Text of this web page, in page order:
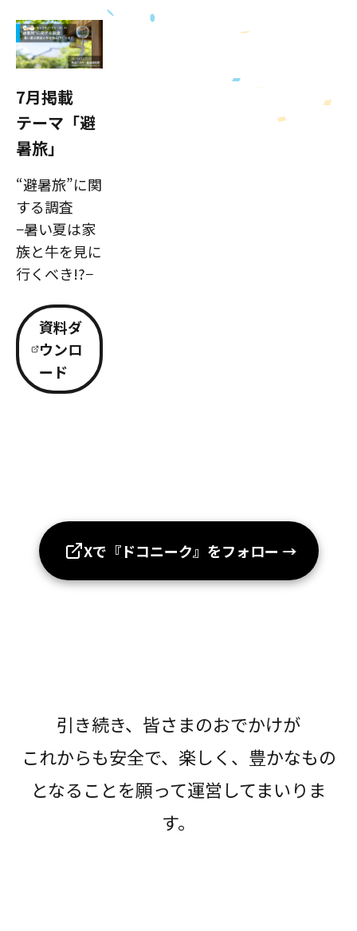
7月掲載
テーマ「避
暑旅」
“避暑旅”に関
する調査
−暑い夏は家
族と牛を見に
行くべき!?−
資料ダ
ウンロ
ード
Xで『ドコニーク』をフォロー →
引き続き、皆さまのおでかけが
これからも安全で、楽しく、豊かなもの
となることを願って運営してまいりま
す。